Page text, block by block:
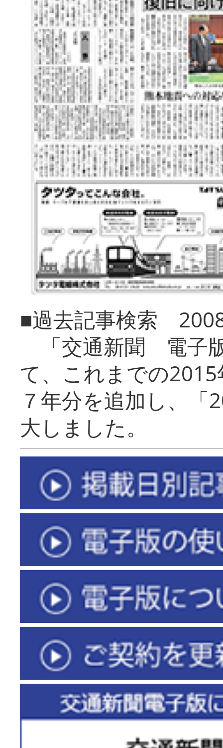
■過去記事検索
「交通新聞 電子
て、これまでの
７年分を追加し、「
大しまし